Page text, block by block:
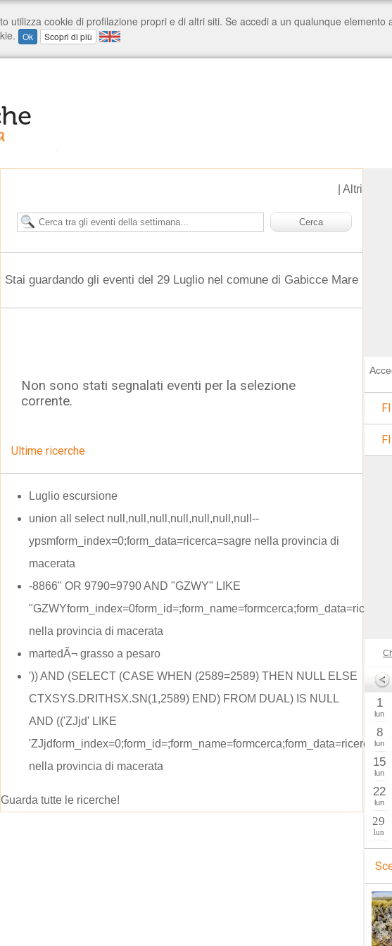
Altri
Stai guardando gli eventi del 29 Luglio nel comune di Gabicce Mare
Non sono stati segnalati eventi per la selezione
corrente.
Ultime ricerche
Luglio escursione
union all select null,null,null,null,null,null,null--
ypsmform_index=0;form_data=ricerca=sagre nella provincia di
macerata
-8866" OR 9790=9790 AND "GZWY" LIKE
nella provincia di macerata
martedÃ¬ grasso a pesaro
')) AND (SELECT (CASE WHEN (2589=2589) THEN NULL ELSE
CTXSYS.DRITHSX.SN(1,2589) END) FROM DUAL) IS NULL
AND (('ZJjd' LIKE
nella provincia di macerata
Guarda tutte le ricerche!
1
lun
8
lun
15
lun
22
lun
29
lun